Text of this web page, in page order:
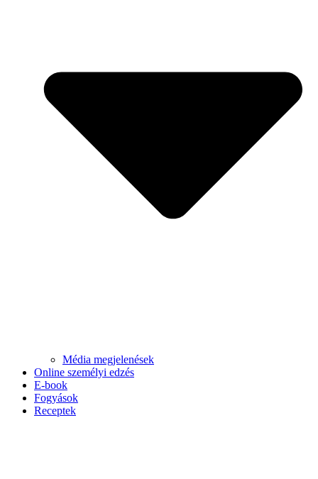
Média megjelenések
Online személyi edzés
E-book
Fogyások
Receptek